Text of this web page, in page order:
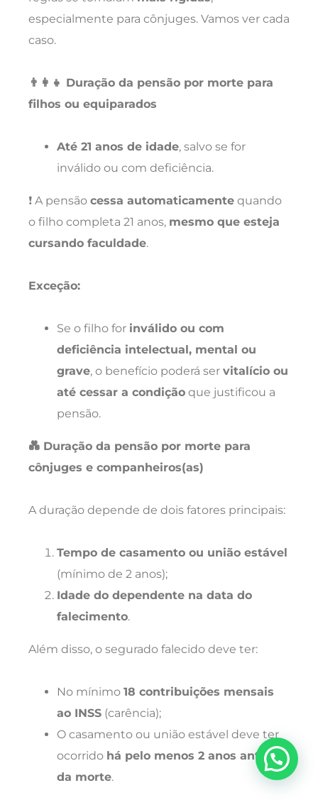
especialmente para cônjuges. Vamos ver cada
caso.
👨‍👩‍👧 Duração da pensão por morte para
filhos ou equiparados
Até 21 anos de idade, salvo se for
inválido ou com deficiência.
❗ A pensão cessa automaticamente quando
o filho completa 21 anos, mesmo que esteja
cursando faculdade.
Exceção:
Se o filho for inválido ou com
deficiência intelectual, mental ou
grave, o benefício poderá ser vitalício ou
até cessar a condição que justificou a
pensão.
💑 Duração da pensão por morte para
cônjuges e companheiros(as)
A duração depende de dois fatores principais:
Tempo de casamento ou união estável
(mínimo de 2 anos);
Idade do dependente na data do
falecimento.
Além disso, o segurado falecido deve ter:
No mínimo 18 contribuições mensais
ao INSS (carência);
O casamento ou união estável deve ter
ocorrido há pelo menos 2 anos antes
da morte.